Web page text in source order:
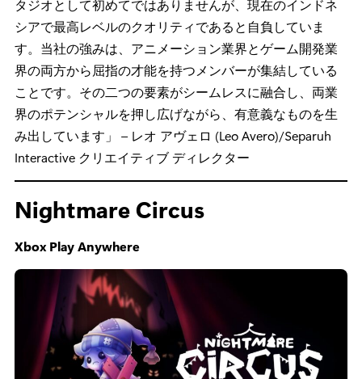
えた展開を見せます。各キャラクターの苦悩を掘り下
げ、彼らの運命と事件がどのように絡み合っているかを
明らかにしていきます。現実と悪夢の境界線が曖昧にな
るにつれ、プレイヤーは本当の恐怖を知ります。それ
は、何かに追われることではなく、隠されていたものを
暴くことです。」
本作のおすすめポイント： 「映画のようなストーリー展
開をゲームに取り入れるのは、インドネシアのゲームス
シアで最高レベルのクオリティであると自負していま
界の両方から屈指の才能を持つメンバーが集結している
ことです。その二つの要素がシームレスに融合し、両業
界のポテンシャルを押し広げながら、有意義なものを生
み出しています」 – レオ アヴェロ (Leo Avero)/Separuh
Interactive クリエイティブ ディレクター